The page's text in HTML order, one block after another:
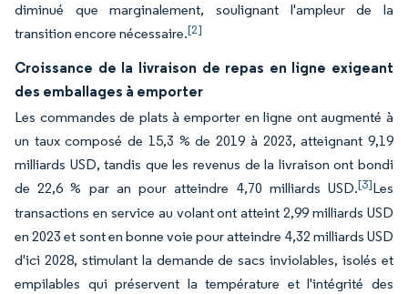
diminué que marginalement, soulignant l'ampleur de la
transition encore nécessaire.[2]
Croissance de la livraison de repas en ligne exigeant
des emballages à emporter
Les commandes de plats à emporter en ligne ont augmenté à
un taux composé de 15,3 % de 2019 à 2023, atteignant 9,19
milliards USD, tandis que les revenus de la livraison ont bondi
de 22,6 % par an pour atteindre 4,70 milliards USD.[3]Les
transactions en service au volant ont atteint 2,99 milliards USD
en 2023 et sont en bonne voie pour atteindre 4,32 milliards USD
d'ici 2028, stimulant la demande de sacs inviolables, isolés et
empilables qui préservent la température et l'intégrité des